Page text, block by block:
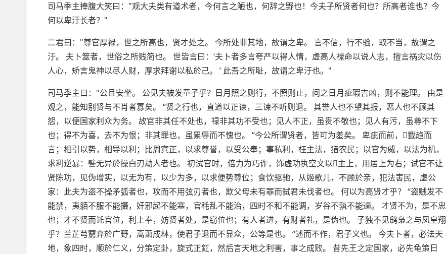
司马季主捧腹大笑曰："观大夫类有道术者，今何言之陋也，何辞之野也！今夫子所贤者何也？所高者谁也？今
何以卑汙长者？"
二君曰："尊官厚禄，世之所高也，贤才处之。 今所处非其地，故谓之卑。 言不信，行不验，取不当，故谓之
汙。 夫卜筮者，世俗之所贱简也。 世皆言曰：‘夫卜者多言夸严以得人情，虚高人禄命以说人志，擅言祸灾以伤
人心，矫言鬼神以尽人财，厚求拜谢以私於己。 ’ 此吾之所耻，故谓之卑汙也。"
司马季主曰："公且安坐。 公见夫被发童子乎？日月照之则行，不照则止，问之日月疵瑕吉凶，则不能理。 由是
观之，能知别贤与不肖者寡矣。 “贤之行也，直道以正谏，三谏不听则退。 其誉人也不望其报，恶人也不顾其
怨，以便国家利众为务。 故官非其任不处也，禄非其功不受也；见人不正，虽贵不敬也；见人有污，虽尊不下
也；得不为喜，去不为恨；非其罪也，虽累辱而不愧也。 “今公所谓贤者，皆可为羞矣。 卑疵而前，韱趋而
言；相引以势，相导以利；比周宾正，以求尊誉，以受公奉；事私利，枉主法，猎农民；以官为威，以法为机，
求利逆暴：譬无异於操白刃劫人者也。 初试官时，倍力为巧诈，饰虚功执空文以主上，用居上为右；试官不让
贤陈功，见伪增实，以无为有，以少为多，以求便势尊位；食饮驱驰，从姬歌儿，不顾於亲，犯法害民，虚公
家：此夫为盗不操矛弧者也，攻而不用弦刃者也，欺父母未有罪而弑君未伐者也。 何以为高贤才乎？ “盗贼发不
能禁，夷貊不服不能摄，奸邪起不能塞，官秏乱不能治，四时不和不能调，岁谷不孰不能適。 才贤不为，是不忠
也；才不贤而讬官位，利上奉，妨贤者处，是窃位也；有人者进，有财者礼，是伪也。 子独不见鸱枭之与凤皇翔
乎？兰芷芎藭弃於广野，蒿萧成林，使君子退而不显众，公等是也。 “述而不作，君子义也。 今夫卜者，必法天
地，象四时，顺於仁义，分策定卦，旋式正釭，然后言天地之利害，事之成败。 昔先王之定国家，必先龟策日